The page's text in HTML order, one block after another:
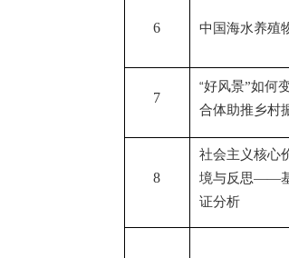
6 中国海水养殖
7
“好风景”如何
合体助推乡村
8
社会主义核心
境与反思——
证分析